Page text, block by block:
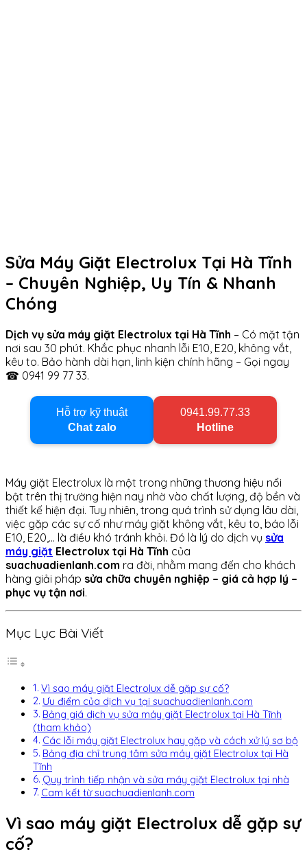
Sửa Máy Giặt Electrolux Tại Hà Tĩnh
– Chuyên Nghiệp, Uy Tín & Nhanh
Chóng
Dịch vụ sửa máy giặt Electrolux tại Hà Tĩnh – Có mặt tận
nơi sau 30 phút. Khắc phục nhanh lỗi E10, E20, không vắt,
kêu to. Bảo hành dài hạn, linh kiện chính hãng – Gọi ngay
☎ 0941 99 77 33.
Hỗ trợ kỹ thuật
Chat zalo
0941.99.77.33
Hotline
Máy giặt Electrolux là một trong những thương hiệu nổi
bật trên thị trường hiện nay nhờ vào chất lượng, độ bền và
thiết kế hiện đại. Tuy nhiên, trong quá trình sử dụng lâu dài,
việc gặp các sự cố như máy giặt không vắt, kêu to, báo lỗi
E10, E20,… là điều khó tránh khỏi. Đó là lý do dịch vụ sửa
máy giặt Electrolux tại Hà Tĩnh của
suachuadienlanh.com ra đời, nhằm mang đến cho khách
hàng giải pháp sửa chữa chuyên nghiệp – giá cả hợp lý –
phục vụ tận nơi.
Mục Lục Bài Viết
Vì sao máy giặt Electrolux dễ gặp sự cố?
Ưu điểm của dịch vụ tại suachuadienlanh.com
Bảng giá dịch vụ sửa máy giặt Electrolux tại Hà Tĩnh
(tham khảo)
Các lỗi máy giặt Electrolux hay gặp và cách xử lý sơ bộ
Bảng địa chỉ trung tâm sửa máy giặt Electrolux tại Hà
Tĩnh
Quy trình tiếp nhận và sửa máy giặt Electrolux tại nhà
Cam kết từ suachuadienlanh.com
Vì sao máy giặt Electrolux dễ gặp sự
cố?